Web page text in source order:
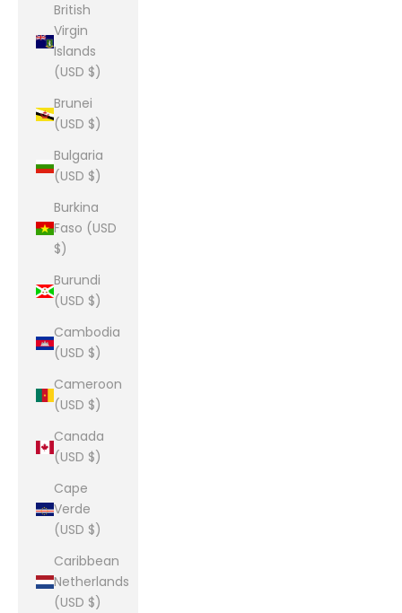
British
Virgin
Islands
(USD $)
Brunei
(USD $)
Bulgaria
(USD $)
Burkina
Faso (USD
$)
Burundi
(USD $)
Cambodia
(USD $)
Cameroon
(USD $)
Canada
(USD $)
Cape
Verde
(USD $)
Caribbean
Netherlands
(USD $)